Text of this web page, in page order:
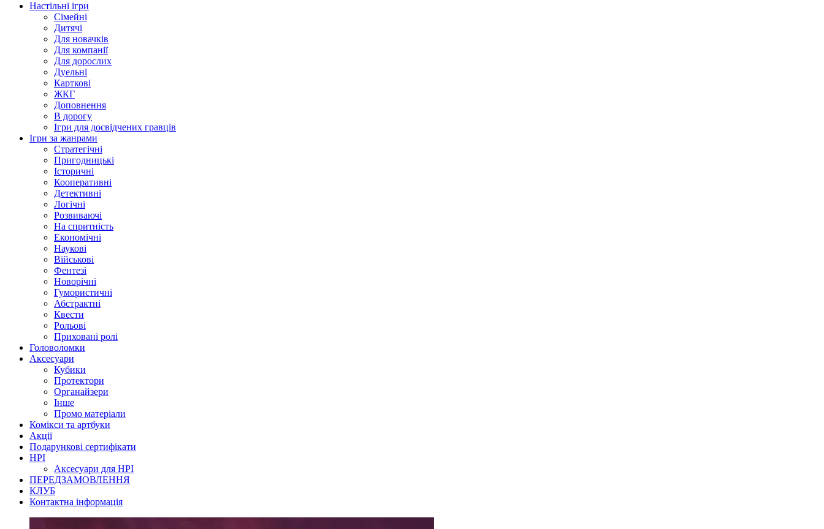
Настільні ігри
Сімейні
Дитячі
Для новачків
Для компанії
Для дорослих
Дуельні
Карткові
ЖКГ
Доповнення
В дорогу
Ігри для досвідчених гравців
Ігри за жанрами
Стратегічні
Пригодницькі
Історичні
Кооперативні
Детективні
Логічні
Розвиваючі
На спритність
Економічні
Наукові
Військові
Фентезі
Новорічні
Гумористичні
Абстрактні
Квести
Рольові
Приховані ролі
Головоломки
Аксесуари
Кубики
Протектори
Органайзери
Інше
Промо матеріали
Комікси та артбуки
Акції
Подарункові сертифікати
НРІ
Аксесуари для НРІ
ПЕРЕДЗАМОВЛЕННЯ
КЛУБ
Контактна інформація